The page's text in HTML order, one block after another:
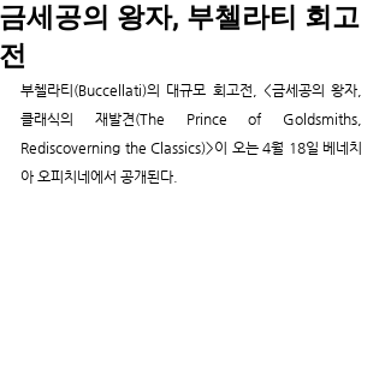
금세공의 왕자, 부첼라티 회고
전
부첼라티(Buccellati)의 대규모 회고전, <금세공의 왕자,
클래식의 재발견(The Prince of Goldsmiths,
Rediscoverning the Classics)>이 오는 4월 18일 베네치
아 오피치네에서 공개된다.